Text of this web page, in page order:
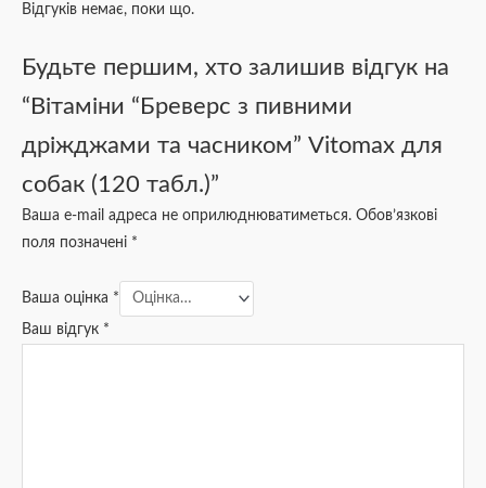
Відгуків немає, поки що.
Будьте першим, хто залишив відгук на
“Вітаміни “Бреверс з пивними
дріжджами та часником” Vitomax для
собак (120 табл.)”
Ваша e-mail адреса не оприлюднюватиметься. Обов’язкові
поля позначені *
Ваша оцінка *
Ваш відгук *